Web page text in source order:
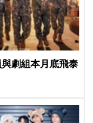
劇組本月底飛泰